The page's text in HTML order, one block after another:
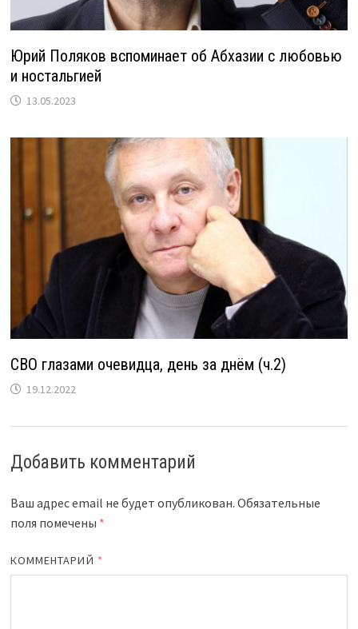
Юрий Поляков вспоминает об Абхазии с любовью
и ностальгией
13.05.2023
СВО глазами очевидца, день за днём (ч.2)
19.12.2022
Добавить комментарий
Ваш адрес email не будет опубликован. Обязательные
поля помечены *
КОММЕНТАРИЙ *